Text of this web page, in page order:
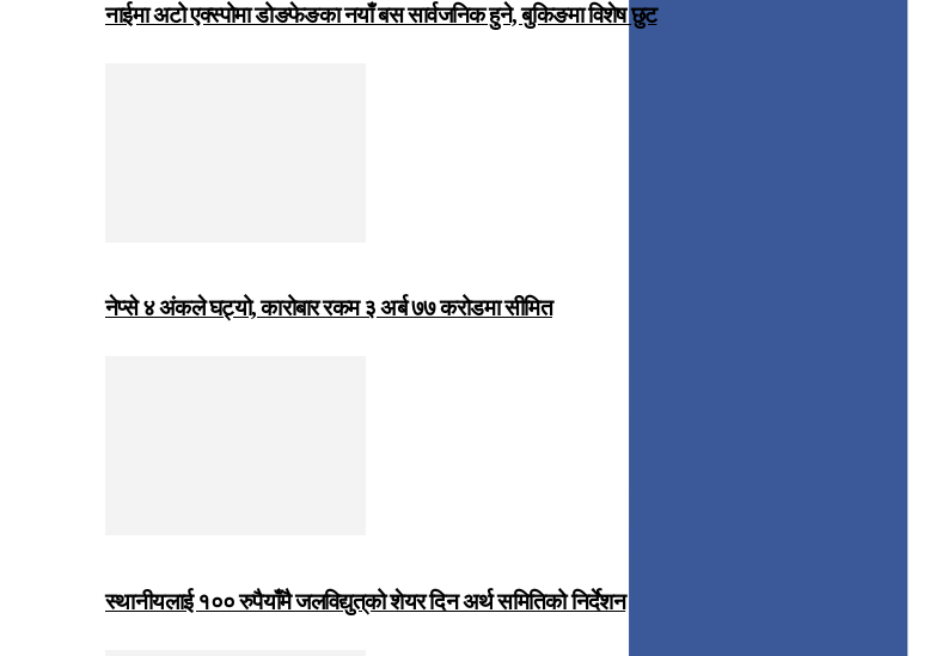
नाईमा अटो एक्स्पोमा डोङफेङका नयाँ बस सार्वजनिक हुने, बुकिङमा विशेष छुट
नेप्से ४ अंकले घट्यो, कारोबार रकम ३ अर्ब ७७ करोडमा सीमित
स्थानीयलाई १०० रुपैयाँमै जलविद्युत्‌को शेयर दिन अर्थ समितिको निर्देशन